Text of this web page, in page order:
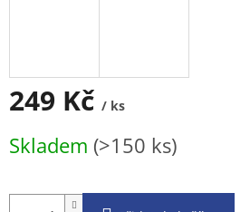
249 Kč / ks
cena:
Skladem (>150 ks)